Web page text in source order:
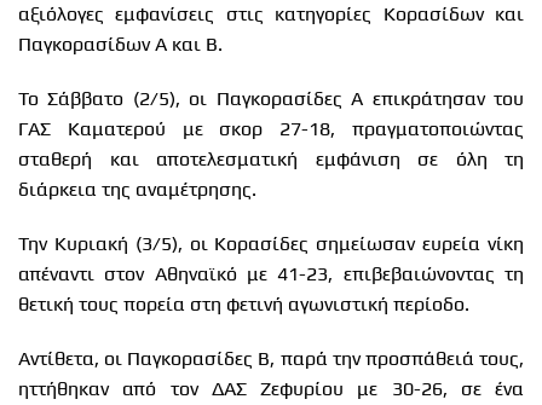
αξιόλογες εμφανίσεις στις κατηγορίες Κορασίδων και
Παγκορασίδων Α και Β.
Το Σάββατο (2/5), οι Παγκορασίδες Α επικράτησαν του
ΓΑΣ Καματερού με σκορ 27-18, πραγματοποιώντας
σταθερή και αποτελεσματική εμφάνιση σε όλη τη
διάρκεια της αναμέτρησης.
Την Κυριακή (3/5), οι Κορασίδες σημείωσαν ευρεία νίκη
απέναντι στον Αθηναϊκό με 41-23, επιβεβαιώνοντας τη
θετική τους πορεία στη φετινή αγωνιστική περίοδο.
Αντίθετα, οι Παγκορασίδες Β, παρά την προσπάθειά τους,
ηττήθηκαν από τον ΔΑΣ Ζεφυρίου με 30-26, σε ένα